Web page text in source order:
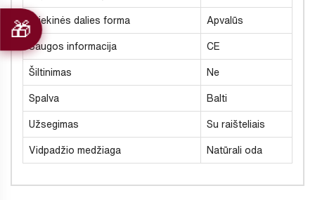
Priekinės dalies forma Apvalūs
Saugos informacija CE
Šiltinimas Ne
Spalva Balti
Užsegimas Su raišteliais
Vidpadžio medžiaga Natūrali oda